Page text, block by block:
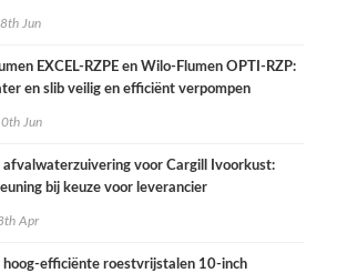
Jun
EXCEL-RZPE en Wilo-Flumen OPTI-RZP:
en slib veilig en efficiënt verpompen
Jun
afvalwaterzuivering voor Cargill Ivoorkust:
bij keuze voor leverancier
Apr
hoog-efficiënte roestvrijstalen 10-inch